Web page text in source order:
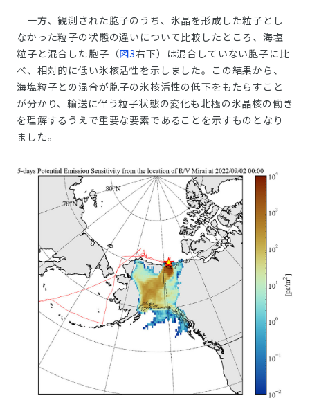
一方、観測された胞子のうち、氷晶を形成した粒子とし
なかった粒子の状態の違いについて比較したところ、海塩
粒子と混合した胞子（図3右下）は混合していない胞子に比
べ、相対的に低い氷核活性を示しました。この結果から、
海塩粒子との混合が胞子の氷核活性の低下をもたらすこと
が分かり、輸送に伴う粒子状態の変化も北極の氷晶核の働き
を理解するうえで重要な要素であることを示すものとなり
ました。